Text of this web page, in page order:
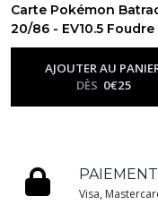
Carte Pokémon
20/86 - EV10.5
-Ev10.5 - Foudre Noire
AJOUTER AU
DÈS 0€25
Visa,